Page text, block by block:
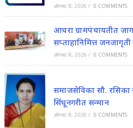
ऑगस्ट 8, 2026 / 0 COMMENTS
आचरा ग्रामपंचायतीत
सप्ताहानिमित्त जनजागृती
ऑगस्ट 8, 2026 / 0 COMMENTS
समाजसेविका सौ. रसिका
सिंधूनगरीत सन्मान
ऑगस्ट 8, 2026 / 0 COMMENTS